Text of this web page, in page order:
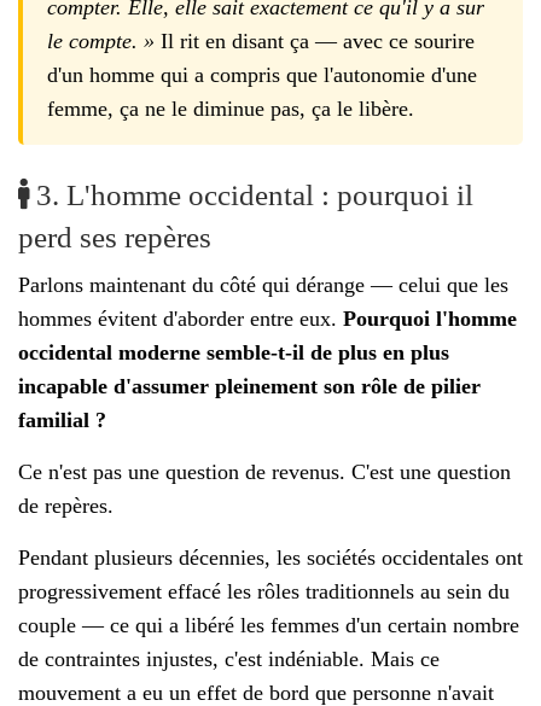
compter. Elle, elle sait exactement ce qu'il y a sur
le compte. » Il rit en disant ça — avec ce sourire
d'un homme qui a compris que l'autonomie d'une
femme, ça ne le diminue pas, ça le libère.
3. L'homme occidental : pourquoi il
perd ses repères
Parlons maintenant du côté qui dérange — celui que les
hommes évitent d'aborder entre eux. Pourquoi l'homme
occidental moderne semble-t-il de plus en plus
incapable d'assumer pleinement son rôle de pilier
familial ?
Ce n'est pas une question de revenus. C'est une question
de repères.
Pendant plusieurs décennies, les sociétés occidentales ont
progressivement effacé les rôles traditionnels au sein du
couple — ce qui a libéré les femmes d'un certain nombre
de contraintes injustes, c'est indéniable. Mais ce
mouvement a eu un effet de bord que personne n'avait